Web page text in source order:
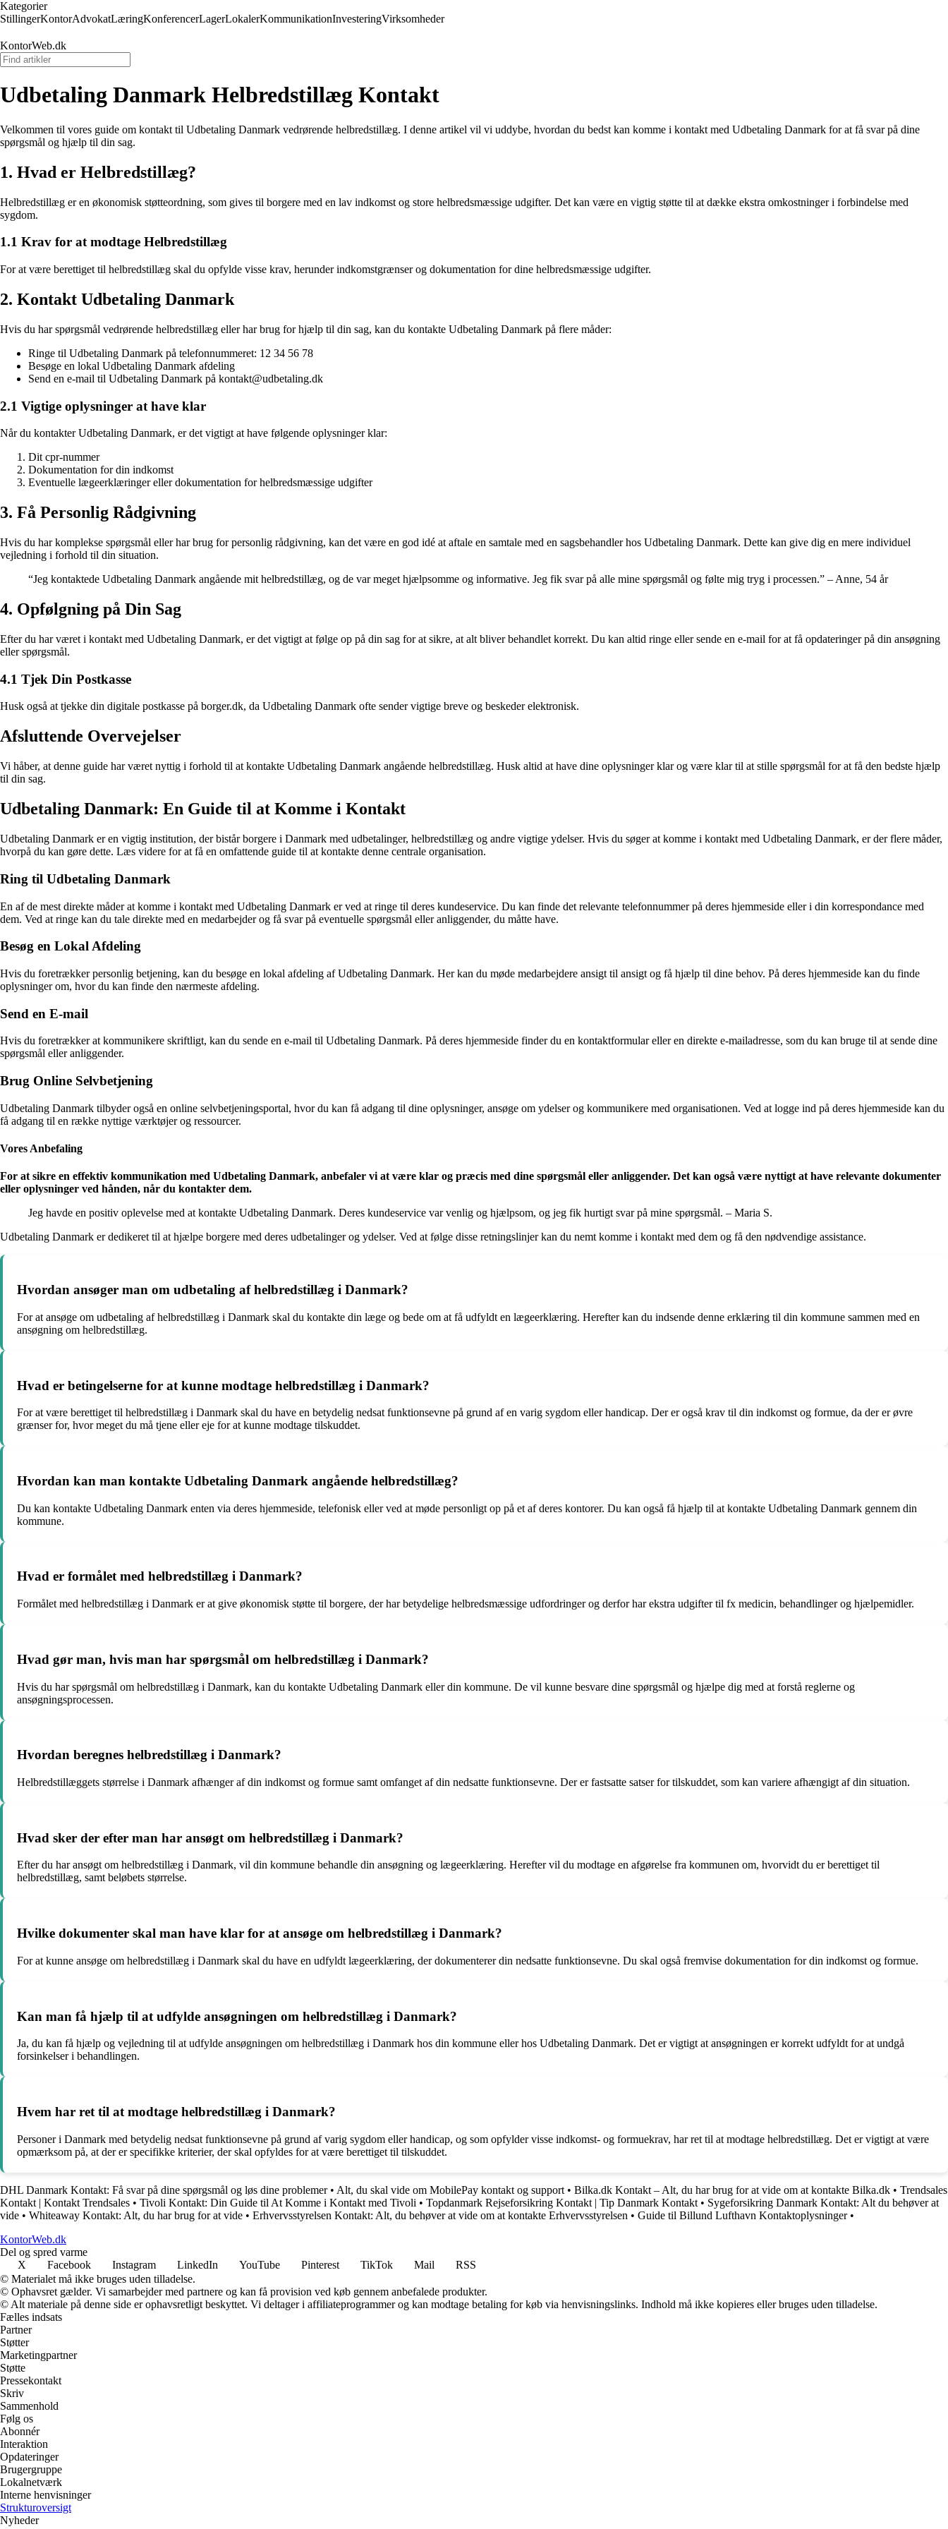
Kategorier
StillingerKontorAdvokatLæringKonferencerLagerLokalerKommunikationInvesteringVirksomheder
KontorWeb.dk
Udbetaling Danmark Helbredstillæg Kontakt
Velkommen til vores guide om kontakt til Udbetaling Danmark vedrørende helbredstillæg. I denne artikel vil vi uddybe, hvordan du bedst kan komme i kontakt med Udbetaling Danmark for at få svar på dine
spørgsmål og hjælp til din sag.
1. Hvad er Helbredstillæg?
Helbredstillæg er en økonomisk støtteordning, som gives til borgere med en lav indkomst og store helbredsmæssige udgifter. Det kan være en vigtig støtte til at dække ekstra omkostninger i forbindelse med
sygdom.
1.1 Krav for at modtage Helbredstillæg
For at være berettiget til helbredstillæg skal du opfylde visse krav, herunder indkomstgrænser og dokumentation for dine helbredsmæssige udgifter.
2. Kontakt Udbetaling Danmark
Hvis du har spørgsmål vedrørende helbredstillæg eller har brug for hjælp til din sag, kan du kontakte Udbetaling Danmark på flere måder:
Ringe til Udbetaling Danmark på telefonnummeret: 12 34 56 78
Besøge en lokal Udbetaling Danmark afdeling
Send en e-mail til Udbetaling Danmark på kontakt@udbetaling.dk
2.1 Vigtige oplysninger at have klar
Når du kontakter Udbetaling Danmark, er det vigtigt at have følgende oplysninger klar:
Dit cpr-nummer
Dokumentation for din indkomst
Eventuelle lægeerklæringer eller dokumentation for helbredsmæssige udgifter
3. Få Personlig Rådgivning
Hvis du har komplekse spørgsmål eller har brug for personlig rådgivning, kan det være en god idé at aftale en samtale med en sagsbehandler hos Udbetaling Danmark. Dette kan give dig en mere individuel
vejledning i forhold til din situation.
“Jeg kontaktede Udbetaling Danmark angående mit helbredstillæg, og de var meget hjælpsomme og informative. Jeg fik svar på alle mine spørgsmål og følte mig tryg i processen.” – Anne, 54 år
4. Opfølgning på Din Sag
Efter du har været i kontakt med Udbetaling Danmark, er det vigtigt at følge op på din sag for at sikre, at alt bliver behandlet korrekt. Du kan altid ringe eller sende en e-mail for at få opdateringer på din ansøgning
eller spørgsmål.
4.1 Tjek Din Postkasse
Husk også at tjekke din digitale postkasse på borger.dk, da Udbetaling Danmark ofte sender vigtige breve og beskeder elektronisk.
Afsluttende Overvejelser
Vi håber, at denne guide har været nyttig i forhold til at kontakte Udbetaling Danmark angående helbredstillæg. Husk altid at have dine oplysninger klar og være klar til at stille spørgsmål for at få den bedste hjælp
til din sag.
Udbetaling Danmark: En Guide til at Komme i Kontakt
Udbetaling Danmark er en vigtig institution, der bistår borgere i Danmark med udbetalinger, helbredstillæg og andre vigtige ydelser. Hvis du søger at komme i kontakt med Udbetaling Danmark, er der flere måder,
hvorpå du kan gøre dette. Læs videre for at få en omfattende guide til at kontakte denne centrale organisation.
Ring til Udbetaling Danmark
En af de mest direkte måder at komme i kontakt med Udbetaling Danmark er ved at ringe til deres kundeservice. Du kan finde det relevante telefonnummer på deres hjemmeside eller i din korrespondance med
dem. Ved at ringe kan du tale direkte med en medarbejder og få svar på eventuelle spørgsmål eller anliggender, du måtte have.
Besøg en Lokal Afdeling
Hvis du foretrækker personlig betjening, kan du besøge en lokal afdeling af Udbetaling Danmark. Her kan du møde medarbejdere ansigt til ansigt og få hjælp til dine behov. På deres hjemmeside kan du finde
oplysninger om, hvor du kan finde den nærmeste afdeling.
Send en E-mail
Hvis du foretrækker at kommunikere skriftligt, kan du sende en e-mail til Udbetaling Danmark. På deres hjemmeside finder du en kontaktformular eller en direkte e-mailadresse, som du kan bruge til at sende dine
spørgsmål eller anliggender.
Brug Online Selvbetjening
Udbetaling Danmark tilbyder også en online selvbetjeningsportal, hvor du kan få adgang til dine oplysninger, ansøge om ydelser og kommunikere med organisationen. Ved at logge ind på deres hjemmeside kan du
få adgang til en række nyttige værktøjer og ressourcer.
Vores Anbefaling
For at sikre en effektiv kommunikation med Udbetaling Danmark, anbefaler vi at være klar og præcis med dine spørgsmål eller anliggender. Det kan også være nyttigt at have relevante dokumenter
eller oplysninger ved hånden, når du kontakter dem.
Jeg havde en positiv oplevelse med at kontakte Udbetaling Danmark. Deres kundeservice var venlig og hjælpsom, og jeg fik hurtigt svar på mine spørgsmål. – Maria S.
Udbetaling Danmark er dedikeret til at hjælpe borgere med deres udbetalinger og ydelser. Ved at følge disse retningslinjer kan du nemt komme i kontakt med dem og få den nødvendige assistance.
Hvordan ansøger man om udbetaling af helbredstillæg i Danmark?
For at ansøge om udbetaling af helbredstillæg i Danmark skal du kontakte din læge og bede om at få udfyldt en lægeerklæring. Herefter kan du indsende denne erklæring til din kommune sammen med en
ansøgning om helbredstillæg.
Hvad er betingelserne for at kunne modtage helbredstillæg i Danmark?
For at være berettiget til helbredstillæg i Danmark skal du have en betydelig nedsat funktionsevne på grund af en varig sygdom eller handicap. Der er også krav til din indkomst og formue, da der er øvre
grænser for, hvor meget du må tjene eller eje for at kunne modtage tilskuddet.
Hvordan kan man kontakte Udbetaling Danmark angående helbredstillæg?
Du kan kontakte Udbetaling Danmark enten via deres hjemmeside, telefonisk eller ved at møde personligt op på et af deres kontorer. Du kan også få hjælp til at kontakte Udbetaling Danmark gennem din
kommune.
Hvad er formålet med helbredstillæg i Danmark?
Formålet med helbredstillæg i Danmark er at give økonomisk støtte til borgere, der har betydelige helbredsmæssige udfordringer og derfor har ekstra udgifter til fx medicin, behandlinger og hjælpemidler.
Hvad gør man, hvis man har spørgsmål om helbredstillæg i Danmark?
Hvis du har spørgsmål om helbredstillæg i Danmark, kan du kontakte Udbetaling Danmark eller din kommune. De vil kunne besvare dine spørgsmål og hjælpe dig med at forstå reglerne og
ansøgningsprocessen.
Hvordan beregnes helbredstillæg i Danmark?
Helbredstillæggets størrelse i Danmark afhænger af din indkomst og formue samt omfanget af din nedsatte funktionsevne. Der er fastsatte satser for tilskuddet, som kan variere afhængigt af din situation.
Hvad sker der efter man har ansøgt om helbredstillæg i Danmark?
Efter du har ansøgt om helbredstillæg i Danmark, vil din kommune behandle din ansøgning og lægeerklæring. Herefter vil du modtage en afgørelse fra kommunen om, hvorvidt du er berettiget til
helbredstillæg, samt beløbets størrelse.
Hvilke dokumenter skal man have klar for at ansøge om helbredstillæg i Danmark?
For at kunne ansøge om helbredstillæg i Danmark skal du have en udfyldt lægeerklæring, der dokumenterer din nedsatte funktionsevne. Du skal også fremvise dokumentation for din indkomst og formue.
Kan man få hjælp til at udfylde ansøgningen om helbredstillæg i Danmark?
Ja, du kan få hjælp og vejledning til at udfylde ansøgningen om helbredstillæg i Danmark hos din kommune eller hos Udbetaling Danmark. Det er vigtigt at ansøgningen er korrekt udfyldt for at undgå
forsinkelser i behandlingen.
Hvem har ret til at modtage helbredstillæg i Danmark?
Personer i Danmark med betydelig nedsat funktionsevne på grund af varig sygdom eller handicap, og som opfylder visse indkomst- og formuekrav, har ret til at modtage helbredstillæg. Det er vigtigt at være
opmærksom på, at der er specifikke kriterier, der skal opfyldes for at være berettiget til tilskuddet.
DHL Danmark Kontakt: Få svar på dine spørgsmål og løs dine problemer• Alt, du skal vide om MobilePay kontakt og support • Bilka.dk Kontakt – Alt, du har brug for at vide om at kontakte Bilka.dk • Trendsales
Kontakt | Kontakt Trendsales • Tivoli Kontakt: Din Guide til At Komme i Kontakt med Tivoli • Topdanmark Rejseforsikring Kontakt | Tip Danmark Kontakt • Sygeforsikring Danmark Kontakt: Alt du behøver at
vide • Whiteaway Kontakt: Alt, du har brug for at vide • Erhvervsstyrelsen Kontakt: Alt, du behøver at vide om at kontakte Erhvervsstyrelsen • Guide til Billund Lufthavn Kontaktoplysninger•
KontorWeb.dk
Del og spred varme
X
Facebook Instagram LinkedIn YouTube Pinterest TikTok Mail
RSS
© Materialet må ikke bruges uden tilladelse.
© Ophavsret gælder. Vi samarbejder med partnere og kan få provision ved køb gennem anbefalede produkter.
© Alt materiale på denne side er ophavsretligt beskyttet. Vi deltager i affiliateprogrammer og kan modtage betaling for køb via henvisningslinks. Indhold må ikke kopieres eller bruges uden tilladelse.
Fælles indsats
Partner
Støtter
Marketingpartner
Støtte
Pressekontakt
Skriv
Sammenhold
Følg os
Abonnér
Interaktion
Opdateringer
Brugergruppe
Lokalnetværk
Interne henvisninger
Strukturoversigt
Nyheder